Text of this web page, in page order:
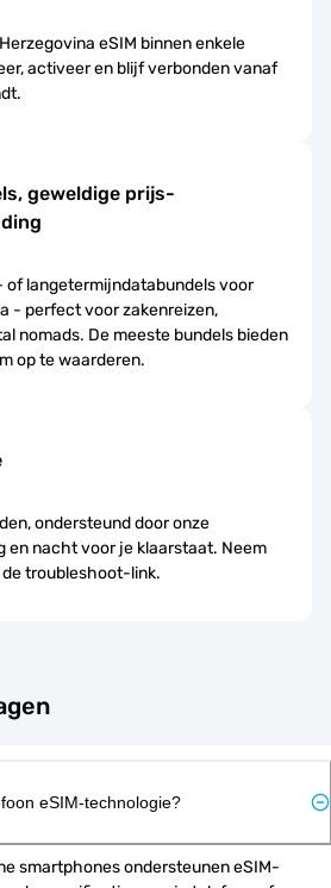
eSIM binnen enkele
activeer en blijf verbonden vanaf
geweldige prijs-
of langetermijndatabundels voor
- perfect voor zakenreizen,
nomads. De meeste bundels bieden
op te waarderen.
ondersteund door onze
en nacht voor je klaarstaat. Neem
troubleshoot-link.
eSIM-technologie?
smartphones ondersteunen eSIM-